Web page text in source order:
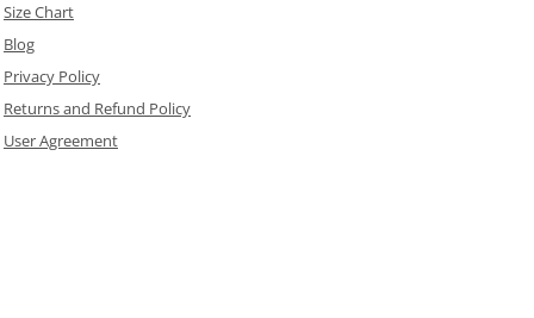
Size Chart
Blog
Privacy Policy
Returns and Refund Policy
User Agreement